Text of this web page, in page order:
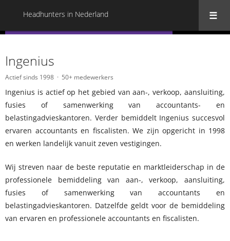
Headhunters in Nederland
Ingenius
Actief sinds 1998 50+ medewerkers
Ingenius is actief op het gebied van aan-, verkoop, aansluiting,
fusies of samenwerking van accountants- en
belastingadvieskantoren. Verder bemiddelt Ingenius succesvol
ervaren accountants en fiscalisten. We zijn opgericht in 1998
en werken landelijk vanuit zeven vestigingen.
Wij streven naar de beste reputatie en marktleiderschap in de
professionele bemiddeling van aan-, verkoop, aansluiting,
fusies of samenwerking van accountants en
belastingadvieskantoren. Datzelfde geldt voor de bemiddeling
van ervaren en professionele accountants en fiscalisten.